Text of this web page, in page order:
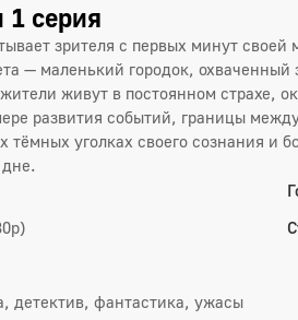
1 серия
зрителя с первых минут
— маленький городок,
живут в постоянном страхе,
развития событий, границы
тёмных уголках своего сознания и
детектив, фантастика, ужасы